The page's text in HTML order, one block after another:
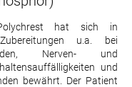
hat sich in
u.a. bei
Nerven- und
und
bewährt. Der Patient